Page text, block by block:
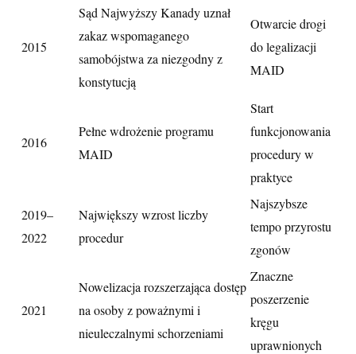
2015
Sąd Najwyższy Kanady uznał
zakaz wspomaganego
samobójstwa za niezgodny z
konstytucją
Otwarcie drogi
do legalizacji
MAID
2016
Pełne wdrożenie programu
MAID
Start
funkcjonowania
procedury w
praktyce
2019–
2022
Największy wzrost liczby
procedur
Najszybsze
tempo przyrostu
zgonów
2021
Nowelizacja rozszerzająca dostęp
na osoby z poważnymi i
nieuleczalnymi schorzeniami
Znaczne
poszerzenie
kręgu
uprawnionych